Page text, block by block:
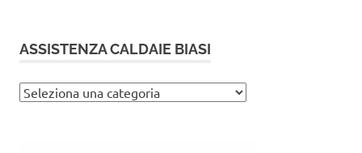
ASSISTENZA CALDAIE BIASI
Assistenza